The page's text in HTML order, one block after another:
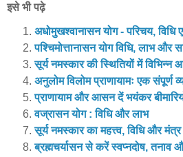
इसे भी पढ़े
अधोमुखश्वानासन योग - परिचय, विधि
पश्चिमोत्तानासन योग विधि, लाभ और
सूर्य नमस्कार की स्थितियों में
अनुलोम विलोम प्राणायामः एक संपूर्ण
प्राणायाम और आसन दें भयंकर
वज्रासन योग : विधि और लाभ
सूर्य नमस्कार का महत्त्व, विधि और मंत्र
ब्रह्मचर्यासन से करें स्वप्नदोष, तनाव